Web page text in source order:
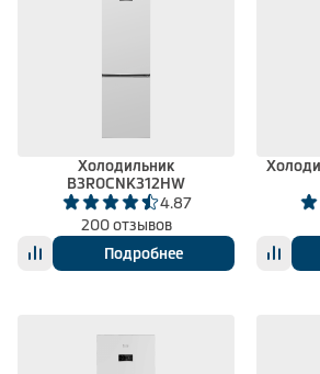
Холодильник
B3R0CNK312HW
4.87
200 отзывов
Подробнее